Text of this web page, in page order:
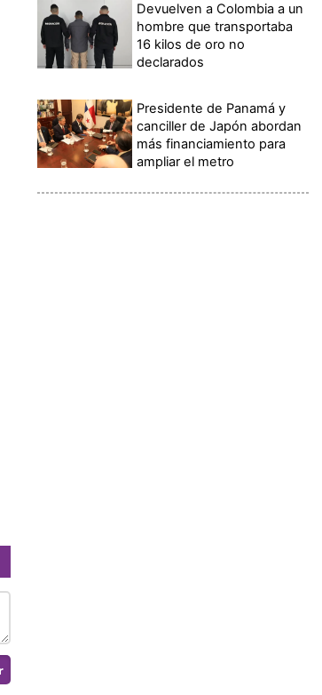
Devuelven a Colombia a un
hombre que transportaba
16 kilos de oro no
declarados
Presidente de Panamá y
canciller de Japón abordan
más financiamiento para
ampliar el metro